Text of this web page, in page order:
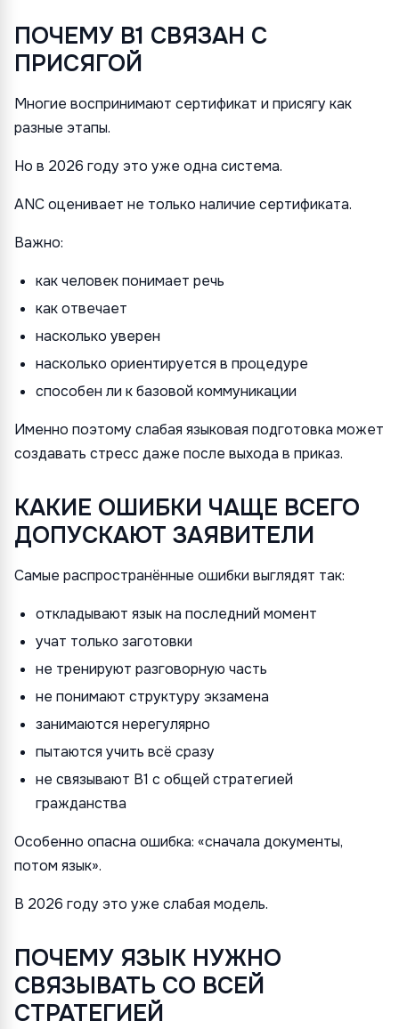
ПОЧЕМУ B1 СВЯЗАН С
ПРИСЯГОЙ
Многие воспринимают сертификат и присягу как
разные этапы.
Но в 2026 году это уже одна система.
ANC оценивает не только наличие сертификата.
Важно:
как человек понимает речь
как отвечает
насколько уверен
насколько ориентируется в процедуре
способен ли к базовой коммуникации
Именно поэтому слабая языковая подготовка может
создавать стресс даже после выхода в приказ.
КАКИЕ ОШИБКИ ЧАЩЕ ВСЕГО
ДОПУСКАЮТ ЗАЯВИТЕЛИ
Самые распространённые ошибки выглядят так:
откладывают язык на последний момент
учат только заготовки
не тренируют разговорную часть
не понимают структуру экзамена
занимаются нерегулярно
пытаются учить всё сразу
не связывают B1 с общей стратегией
гражданства
Особенно опасна ошибка: «сначала документы,
потом язык».
В 2026 году это уже слабая модель.
ПОЧЕМУ ЯЗЫК НУЖНО
СВЯЗЫВАТЬ СО ВСЕЙ
СТРАТЕГИЕЙ